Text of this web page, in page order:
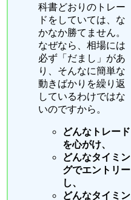
科書どおりのトレー
ドをしていては、な
かなか勝てません。
なぜなら、相場には
必ず「だまし」があ
り、そんなに簡単な
動きばかりを繰り返
しているわけではな
いのですから。
どんなトレード
を心がけ、
どんなタイミン
グでエントリー
し、
どんなタイミン